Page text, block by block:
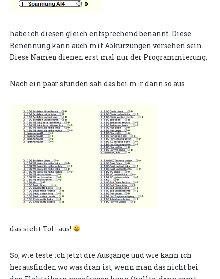
habe ich diesen gleich entsprechend benannt. Diese
Benennung kann auch mit Abkürzungen versehen sein.
Diese Namen dienen erst mal nur der Programmierung.
Nach ein paar stunden sah das bei mir dann so aus
das sieht Toll aus!
So, wie teste ich jetzt die Ausgänge und wie kann ich
herausfinden wo was dran ist, wenn man das nicht bei